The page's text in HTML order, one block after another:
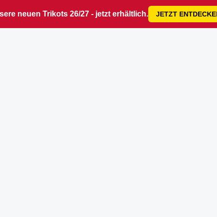
neuen Trikots 26/27 - jetzt erhältlich. JETZT